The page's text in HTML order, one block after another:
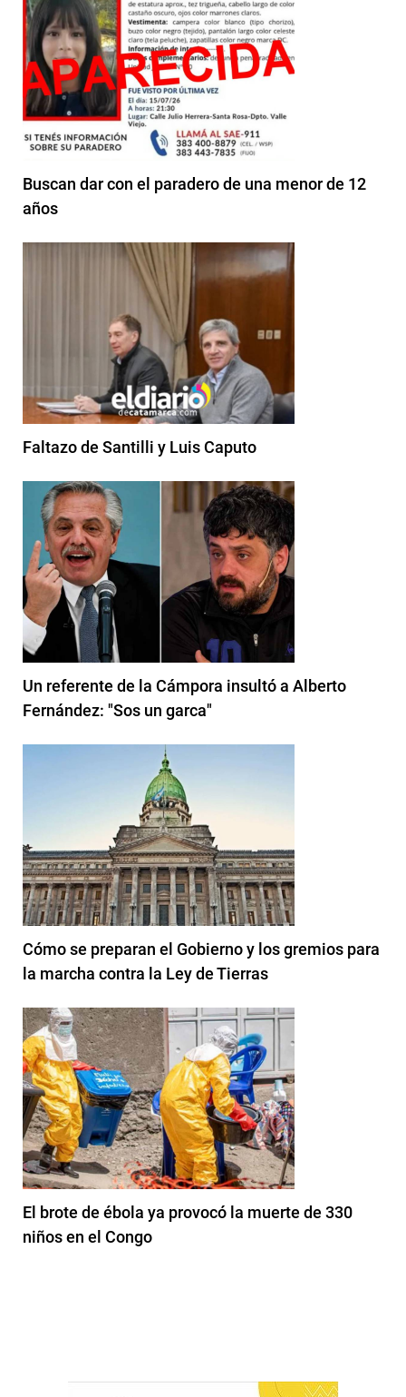
Buscan dar con el paradero de una menor de 12
años
Faltazo de Santilli y Luis Caputo
Un referente de la Cámpora insultó a Alberto
Fernández: "Sos un garca"
Cómo se preparan el Gobierno y los gremios para
la marcha contra la Ley de Tierras
El brote de ébola ya provocó la muerte de 330
niños en el Congo